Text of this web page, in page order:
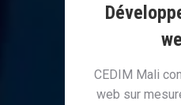
CEDIM Mali
web sur